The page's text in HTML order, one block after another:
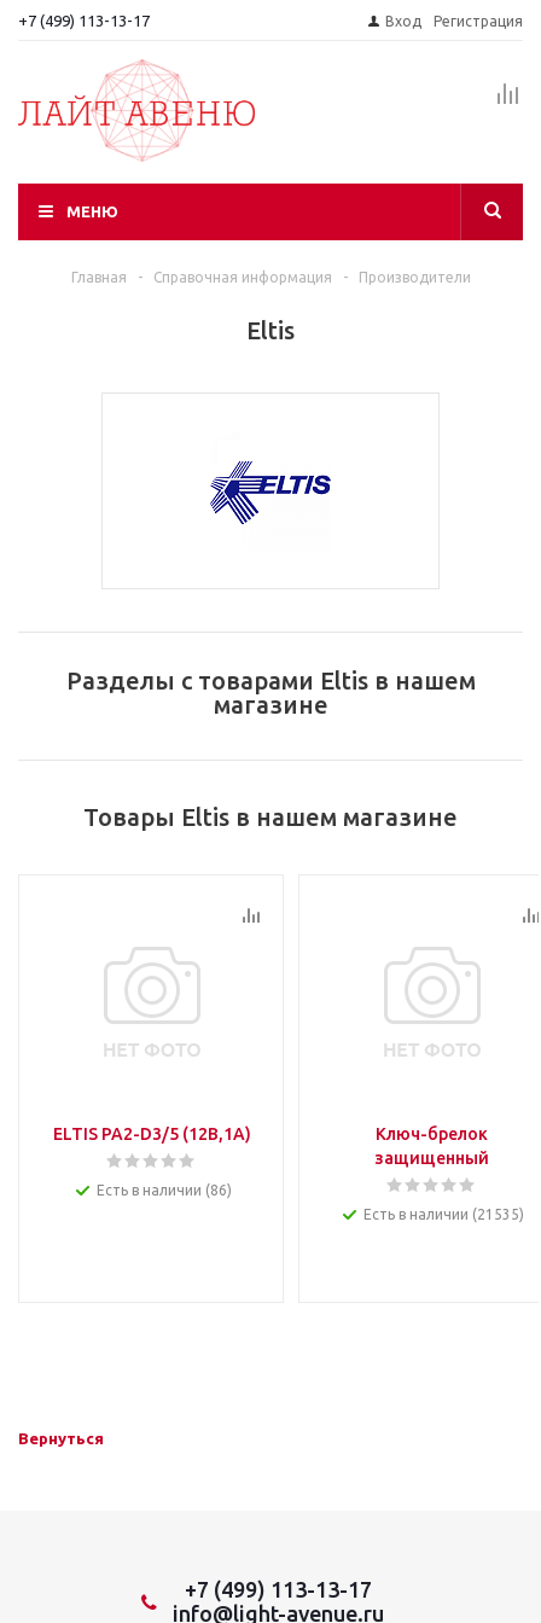
+7 (499) 113-13-17 Вход Регистрация
МЕНЮ
Главная - Справочная информация - Производители
Eltis
Разделы с товарами Eltis в нашем
магазине
Товары Eltis в нашем магазине
ELTIS PA2-D3/5 (12B,1А)
Есть в наличии (86)
Ключ-брелок
защищенный
Есть в наличии (21535)
Вернуться
+7 (499) 113-13-17
info@light-avenue.ru